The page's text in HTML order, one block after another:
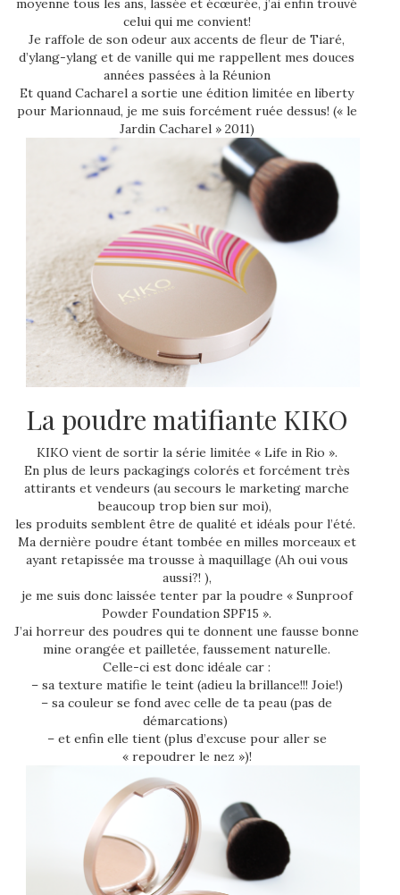
moyenne tous les ans, lassée et écœurée, j’ai enfin trouvé
celui qui me convient!
Je raffole de son odeur aux accents de fleur de Tiaré,
d’ylang-ylang et de vanille qui me rappellent mes douces
années passées à la Réunion
Et quand Cacharel a sortie une édition limitée en liberty
pour Marionnaud, je me suis forcément ruée dessus! (« le
Jardin Cacharel » 2011)
La poudre matifiante KIKO
KIKO vient de sortir la série limitée « Life in Rio ».
En plus de leurs packagings colorés et forcément très
attirants et vendeurs (au secours le marketing marche
beaucoup trop bien sur moi),
les produits semblent être de qualité et idéals pour l’été.
Ma dernière poudre étant tombée en milles morceaux et
ayant retapissée ma trousse à maquillage (Ah oui vous
aussi?! ),
je me suis donc laissée tenter par la poudre « Sunproof
Powder Foundation SPF15 ».
J’ai horreur des poudres qui te donnent une fausse bonne
mine orangée et pailletée, faussement naturelle.
Celle-ci est donc idéale car :
– sa texture matifie le teint (adieu la brillance!!! Joie!)
– sa couleur se fond avec celle de ta peau (pas de
démarcations)
– et enfin elle tient (plus d’excuse pour aller se
« repoudrer le nez »)!